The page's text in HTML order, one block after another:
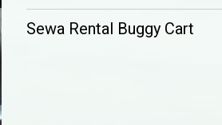
Sewa Rental Buggy Cart